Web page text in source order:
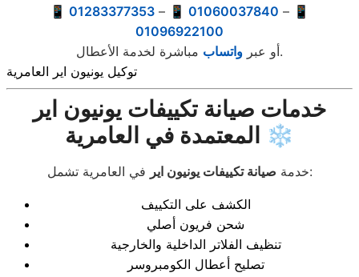
📱 01283377353 – 📱 01060037840 – 📱
01096922100
أو عبر واتساب
مباشرة لخدمة الأعطال.
توكيل يونيون اير العامرية
خدمات صيانة تكييفات يونيون اير
المعتمدة في العامرية ❄️
خدمة صيانة تكييفات يونيون اير في العامرية تشمل:
الكشف على التكييف
شحن فريون أصلي
تنظيف الفلاتر الداخلية والخارجية
تصليح أعطال الكومبروسر